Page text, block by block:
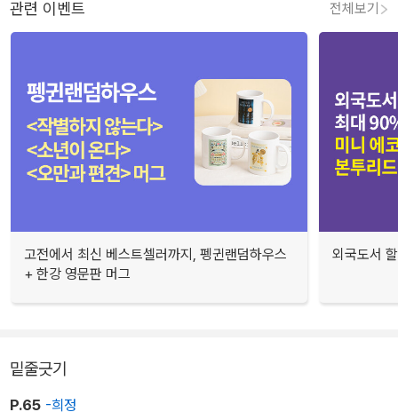
관련 이벤트 전체보기
고전에서 최신 베스트셀러까지, 펭귄랜덤하우스
+ 한강 영문판 머그
외국도서
밑줄긋기
P.65 -희정